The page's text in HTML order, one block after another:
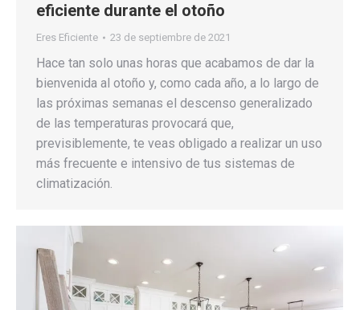
eficiente durante el otoño
Eres Eficiente 23 de septiembre de 2021
Hace tan solo unas horas que acabamos de dar la
bienvenida al otoño y, como cada año, a lo largo de
las próximas semanas el descenso generalizado
de las temperaturas provocará que,
previsiblemente, te veas obligado a realizar un uso
más frecuente e intensivo de tus sistemas de
climatización.